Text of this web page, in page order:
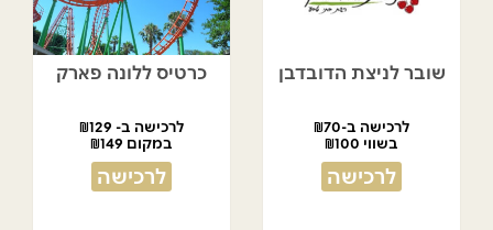
שובר לניצת הדובדבן
לרכישה ב-₪70
בשווי ₪100
לרכישה
כרטיס ללונה פארק
לרכישה ב- ₪129
במקום ₪149
לרכישה